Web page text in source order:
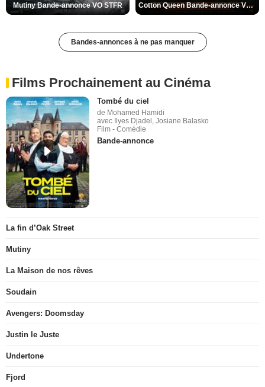
Mutiny Bande-annonce VO STFR Cotton Queen Bande-annonce VO STFR
Bandes-annonces à ne pas manquer
Films Prochainement au Cinéma
Tombé du ciel
de Mohamed Hamidi
avec Ilyes Djadel, Josiane Balasko
Film - Comédie
Bande-annonce
La fin d’Oak Street
Mutiny
La Maison de nos rêves
Soudain
Avengers: Doomsday
Justin le Juste
Undertone
Fjord